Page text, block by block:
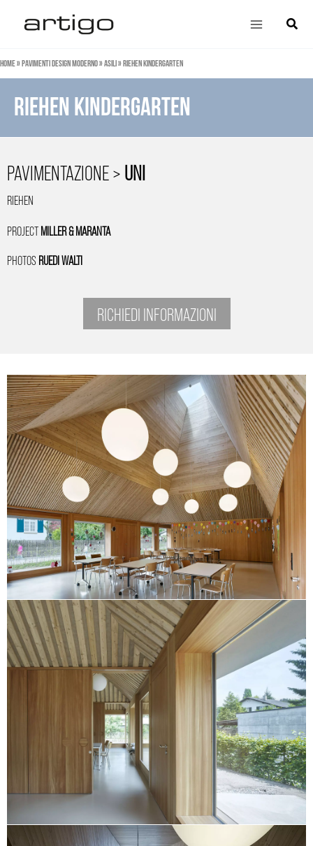
contenuto
Main
Cerca
Home»Pavimenti design moderno»Asili»Riehen kindergarten
Riehen kindergarten
PAVIMENTAZIONE >UNI
RIEHEN
PROJECTMILLER & MARANTA
PHOTOS RUEDI WALTI
RICHIEDI INFORMAZIONI